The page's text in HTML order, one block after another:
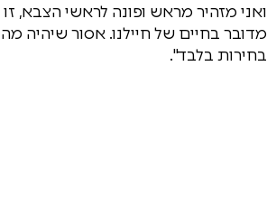
ואני מזהיר מראש ופונה לראשי הצבא,
מדובר בחיים של חיילנו. אסור שיהיה
בחירות בלבד".